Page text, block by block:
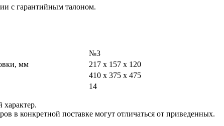
с гарантийным талоном.
№3
мм
217 х 157 х 120
410 х 375 х 475
14
в конкретной поставке могут отличаться от приведенных.